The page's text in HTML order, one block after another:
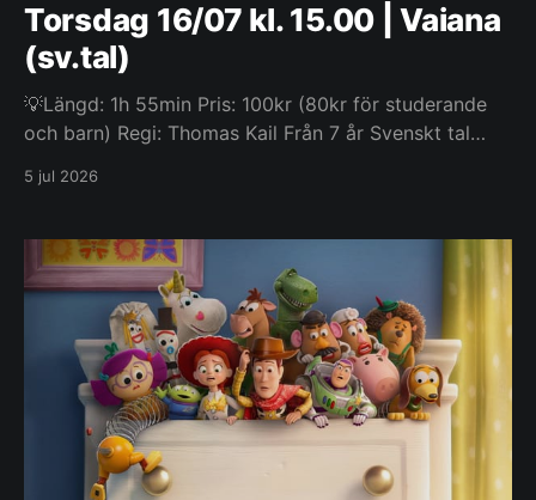
Torsdag 16/07 kl. 15.00 | Vaiana
(sv.tal)
💡Längd: 1h 55min Pris: 100kr (80kr för studerande
och barn) Regi: Thomas Kail Från 7 år Svenskt tal
gången ut bortom revet som omger hennes hemö,
Maui på en oförglömlig resa för att återställa
välståndet
5 jul 2026